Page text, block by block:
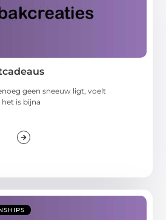
geen sneeuw ligt, voelt
is bijna